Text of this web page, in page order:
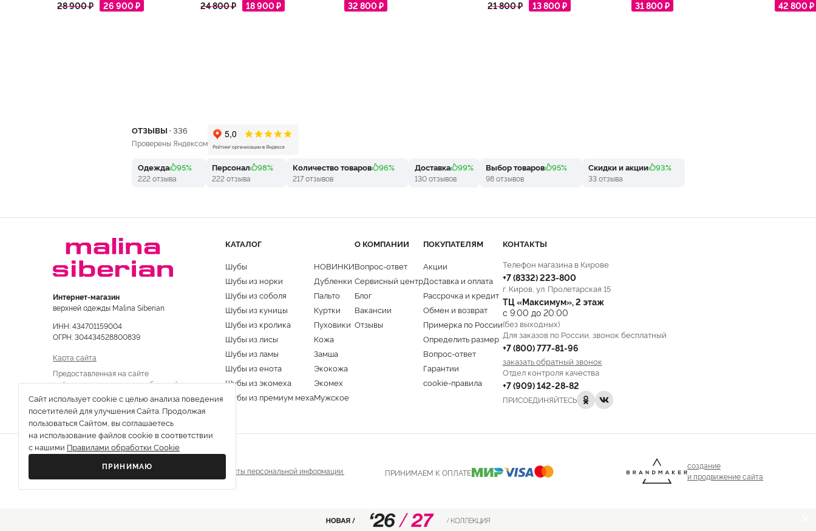
28 900 ₽ 26 900 ₽ 24 800 ₽ 18 900 ₽ 32 800 ₽ 21 800 ₽ 13 800 ₽ 31 800 ₽ 42 800 ₽
Сайт использует cookie с целью анализа поведения
посетителей для улучшения Сайта. Продолжая
пользоваться Сайтом, вы соглашаетесь
на использование файлов cookie в соответствии
с нашими Правилами обработки Cookie
ПРИНИМАЮ
ОТЗЫВЫ ·336
Проверены Яндексом
Одежда 95%
222 отзыва
Персонал 98%
222 отзыва
Количество товаров 96%
217 отзывов
Доставка 99%
130 отзывов
Выбор товаров 95%
98 отзывов
Скидки и акции 93%
33 отзыва
Интернет-магазин
верхней одежды Malina Siberian
ИНН: 434701159004
ОГРН: 304434528800839
Карта сайта
Предоставленная на сайте
информация не является публичной
КАТАЛОГ
Шубы
Шубы из норки
Шубы из соболя
Шубы из куницы
Шубы из кролика
Шубы из лисы
Шубы из ламы
Шубы из енота
Шубы из экомеха
Шубы из премиум меха
НОВИНКИ
Дубленки
Пальто
Куртки
Пуховики
Кожа
Замша
Экокожа
Экомех
Мужское
О КОМПАНИИ
Вопрос-ответ
Сервисный центр
Блог
Вакансии
Отзывы
ПОКУПАТЕЛЯМ
Акции
Доставка и оплата
Рассрочка и кредит
Обмен и возврат
Примерка по России
Определить размер
Вопрос-ответ
Гарантии
cookie-правила
КОНТАКТЫ
Телефон магазина в Кирове
+7 (8332)223-800
г. Киров, ул. Пролетарская 15
ТЦ «Максимум», 2 этаж
с 9:00 до 20:00
(без выходных)
Для заказов по России, звонок бесплатный
+7 (800) 777-81-96
заказать обратный звонок
Отдел контроля качества
+7 (909) 142-28-82
ПРИСОЕДИНЯЙТЕСЬ
Все права защищены © 2013-2026 г. Политика защиты персональной информации. ПРИНИМАЕМ К ОПЛАТЕ
создание
и продвижение сайта